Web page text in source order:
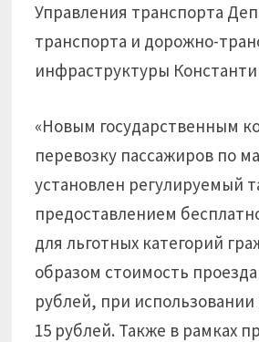
Управления транспорта
транспорта и дорожно-
инфраструктуры
«Новым государственным
перевозку пассажиров по
установлен регулируемый
предоставлением
для льготных категорий
образом стоимость проезда
рублей, при
15 рублей. Также в рамках